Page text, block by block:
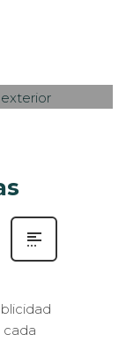
cada